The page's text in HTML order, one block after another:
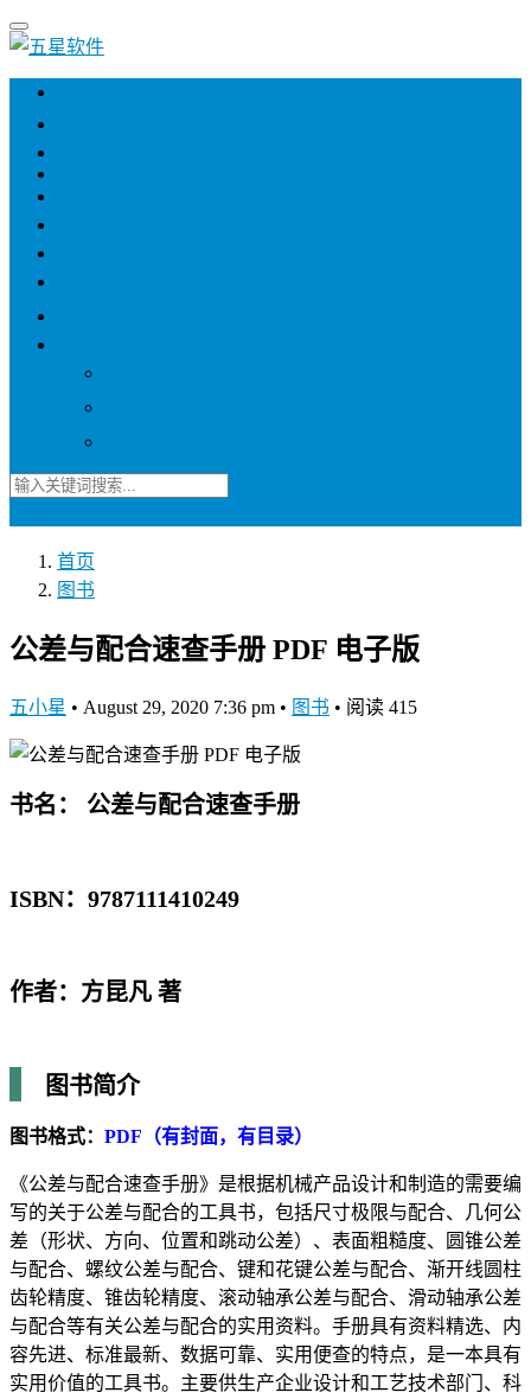
首页
图书
公差与配合速查手册 PDF 电子版
五小星 • August 29, 2020 7:36 pm • 图书 • 阅读 415
书名： 公差与配合速查手册
ISBN：9787111410249
作者：方昆凡 著
图书简介
图书格式： PDF（有封面，有目录）
《公差与配合速查手册》是根据机械产品设计和制造的需要编
写的关于公差与配合的工具书，包括尺寸极限与配合、几何公
差（形状、方向、位置和跳动公差）、表面粗糙度、圆锥公差
与配合、螺纹公差与配合、键和花键公差与配合、渐开线圆柱
齿轮精度、锥齿轮精度、滚动轴承公差与配合、滑动轴承公差
与配合等有关公差与配合的实用资料。手册具有资料精选、内
容先进、标准最新、数据可靠、实用便查的特点，是一本具有
实用价值的工具书。主要供生产企业设计和工艺技术部门、科